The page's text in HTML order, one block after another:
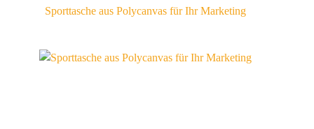
Sporttasche aus Polycanvas für Ihr Marketing